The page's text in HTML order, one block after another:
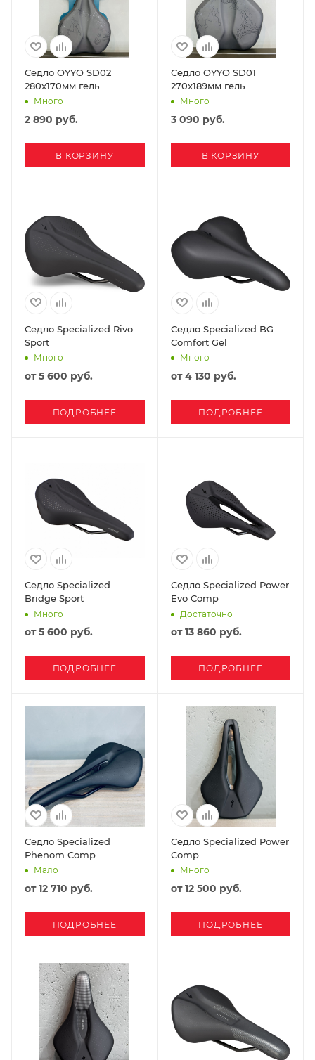
Седло OYYO SD02
280x170мм гель
Много
2 890 руб.
В КОРЗИНУ
Седло OYYO SD01
270x189мм гель
Много
3 090 руб.
В КОРЗИНУ
Седло Specialized Rivo
Sport
Много
от5 600 руб.
ПОДРОБНЕЕ
Седло Specialized BG
Comfort Gel
Много
от4 130 руб.
ПОДРОБНЕЕ
Седло Specialized
Bridge Sport
Много
от5 600 руб.
ПОДРОБНЕЕ
Седло Specialized Power
Evo Comp
Достаточно
от13 860 руб.
ПОДРОБНЕЕ
Седло Specialized
Phenom Comp
Мало
от12 710 руб.
ПОДРОБНЕЕ
Седло Specialized Power
Comp
Много
от12 500 руб.
ПОДРОБНЕЕ